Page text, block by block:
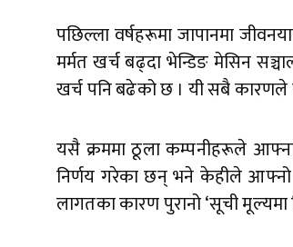
पछिल्ला वर्षहरूमा जापानमा
मर्मत खर्च बढ्दा भेन्डिङ मेसिन
खर्च पनि बढेको छ । यी सबै
यसै क्रममा ठूला कम्पनीहरूले
निर्णय गरेका छन् भने केहीले आफ्नो
लागतका कारण पुरानो ‘सूची मूल्यमा